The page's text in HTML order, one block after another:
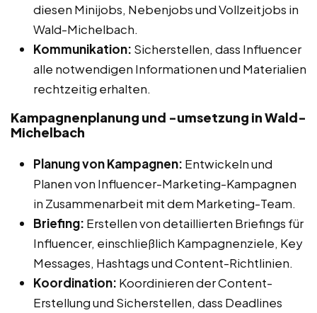
diesen Minijobs, Nebenjobs und Vollzeitjobs in
Wald-Michelbach.
Kommunikation: Sicherstellen, dass Influencer
alle notwendigen Informationen und Materialien
rechtzeitig erhalten.
Kampagnenplanung und -umsetzung in Wald-
Michelbach
Planung von Kampagnen: Entwickeln und
Planen von Influencer-Marketing-Kampagnen
in Zusammenarbeit mit dem Marketing-Team.
Briefing: Erstellen von detaillierten Briefings für
Influencer, einschließlich Kampagnenziele, Key
Messages, Hashtags und Content-Richtlinien.
Koordination: Koordinieren der Content-
Erstellung und Sicherstellen, dass Deadlines